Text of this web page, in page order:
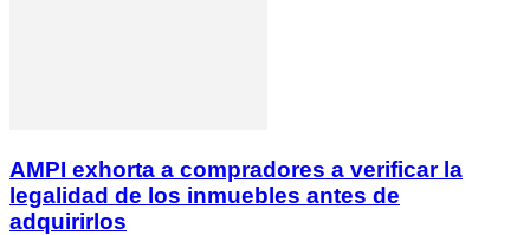
AMPI exhorta a compradores a verificar la
legalidad de los inmuebles antes de
adquirirlos